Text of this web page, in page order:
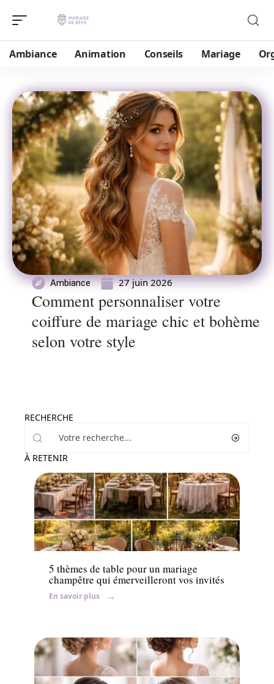
Ambiance Animation Conseils Mariage
Ambiance 27 juin 2026
Comment personnaliser votre
coiffure de mariage chic et bohème
selon votre style
RECHERCHE
À RETENIR
Ambiance
5 thèmes de table pour un mariage
champêtre qui émerveilleront vos invités
En savoir plus